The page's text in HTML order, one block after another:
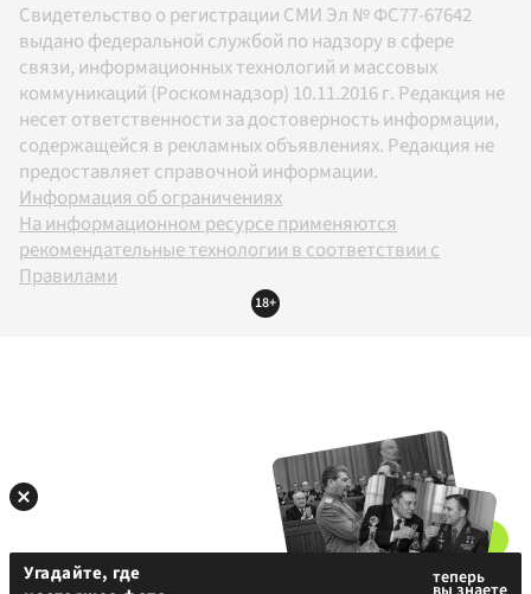
Свидетельство о регистрации СМИ Эл № ФС77-67642
выдано федеральной службой по надзору в сфере
связи, информационных технологий и массовых
коммуникаций (Роскомнадзор) 10.11.2016 г. Редакция не
несет ответственности за достоверность информации,
содержащейся в рекламных объявлениях. Редакция не
предоставляет справочной информации.
Информация об ограничениях
На информационном ресурсе применяются
рекомендательные технологии в соответствии с
Правилами
18+
Угадайте, где